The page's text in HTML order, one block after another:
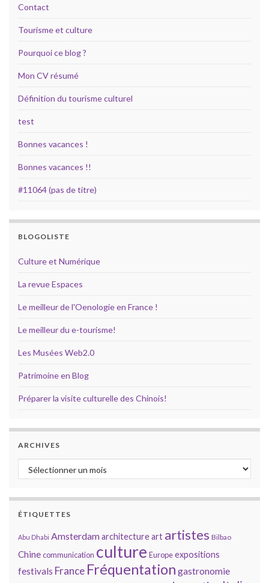
Contact
Tourisme et culture
Pourquoi ce blog ?
Mon CV résumé
Définition du tourisme culturel
test
Bonnes vacances !
Bonnes vacances !!
#11064 (pas de titre)
BLOGOLISTE
Culture et Numérique
La revue Espaces
Le meilleur de l'Oenologie en France !
Le meilleur du e-tourisme!
Les Musées Web2.0
Patrimoine en Blog
Préparer la visite culturelle des Chinois!
ARCHIVES
Archives
ÉTIQUETTES
Abu Dhabi Amsterdamarchitectureart artistes Bilbao
Chinecommunication culture Europeexpositions
festivals France Fréquentation gastronomie